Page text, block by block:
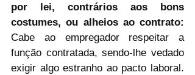
por lei, contrários aos bons
Cabe ao empregador respeitar a
função contratada, sendo-lhe vedado
exigir algo estranho ao pacto laboral.